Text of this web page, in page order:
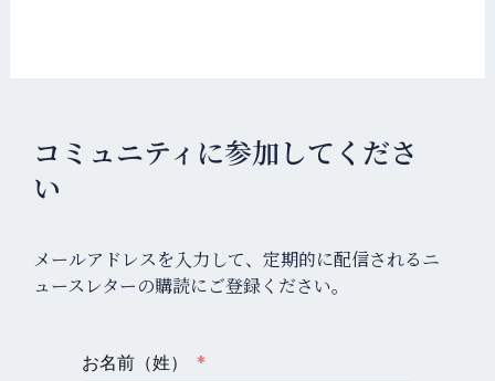
コミュニティに参加してくださ
い
メールアドレスを入力して、定期的に配信されるニ
ュースレターの購読にご登録ください。
お名前（姓）